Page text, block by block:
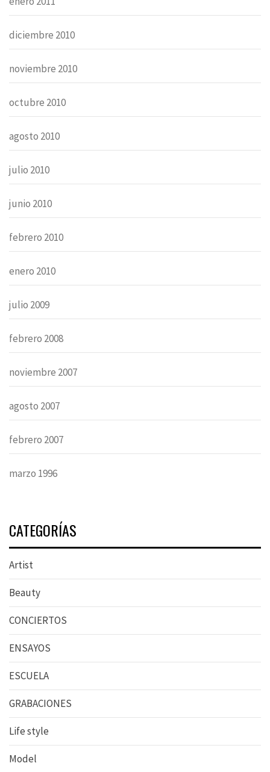
diciembre 2010
noviembre 2010
octubre 2010
agosto 2010
julio 2010
junio 2010
febrero 2010
enero 2010
julio 2009
febrero 2008
noviembre 2007
agosto 2007
febrero 2007
marzo 1996
CATEGORÍAS
Artist
Beauty
CONCIERTOS
ENSAYOS
ESCUELA
GRABACIONES
Life style
Model